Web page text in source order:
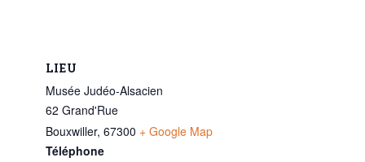
LIEU
Musée Judéo-Alsacien
62 Grand'Rue
Bouxwiller, 67300 + Google Map
Téléphone